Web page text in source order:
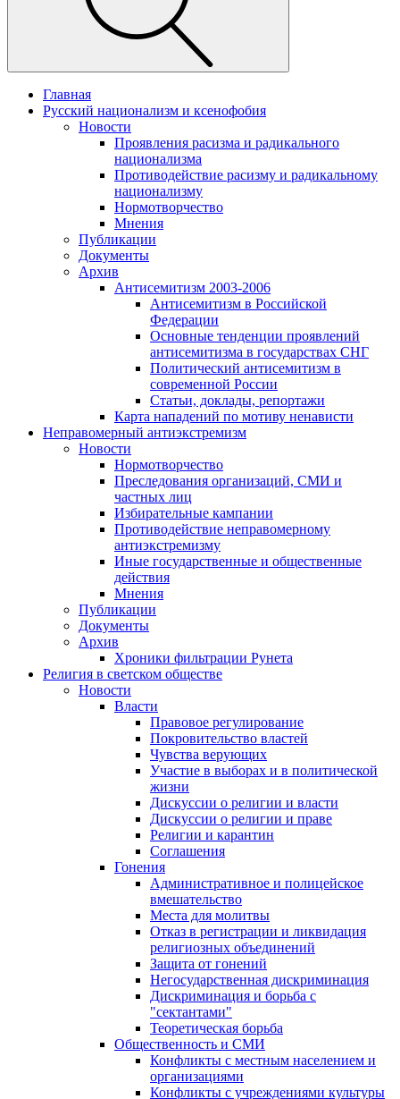
Главная
Русский национализм и ксенофобия
Новости
Проявления расизма и радикального
национализма
Противодействие расизму и радикальному
национализму
Нормотворчество
Мнения
Публикации
Документы
Архив
Антисемитизм 2003-2006
Антисемитизм в Российской
Федерации
Основные тенденции проявлений
антисемитизма в государствах СНГ
Политический антисемитизм в
современной России
Статьи, доклады, репортажи
Карта нападений по мотиву ненависти
Неправомерный антиэкстремизм
Новости
Нормотворчество
Преследования организаций, СМИ и
частных лиц
Избирательные кампании
Противодействие неправомерному
антиэкстремизму
Иные государственные и общественные
действия
Мнения
Публикации
Документы
Архив
Хроники фильтрации Рунета
Религия в светском обществе
Новости
Власти
Правовое регулирование
Покровительство властей
Чувства верующих
Участие в выборах и в политической
жизни
Дискуссии о религии и власти
Дискуссии о религии и праве
Религии и карантин
Соглашения
Гонения
Административное и полицейское
вмешательство
Места для молитвы
Отказ в регистрации и ликвидация
религиозных объединений
Защита от гонений
Негосударственная дискриминация
Дискриминация и борьба с
"сектантами"
Теоретическая борьба
Общественность и СМИ
Конфликты с местным населением и
организациями
Конфликты с учреждениями культуры